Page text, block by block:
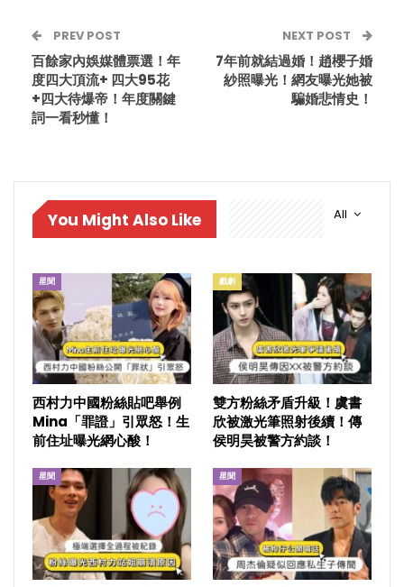
PREV POST
百餘家內娛媒體票選！年
度四大頂流+ 四大95花
+四大待爆帝！年度關鍵
詞一看秒懂！
NEXT POST
7年前就結過婚！趙櫻子婚
紗照曝光！網友曝光她被
騙婚悲情史！
All
You Might Also Like
星聞
西村力中國粉絲貼吧舉例
Mina「罪證」引眾怒！生
前住址曝光網心酸！
戲劇
雙方粉絲矛盾升級！虞書
欣被激光筆照射後續！傳
侯明昊被警方約談！
星聞 星聞